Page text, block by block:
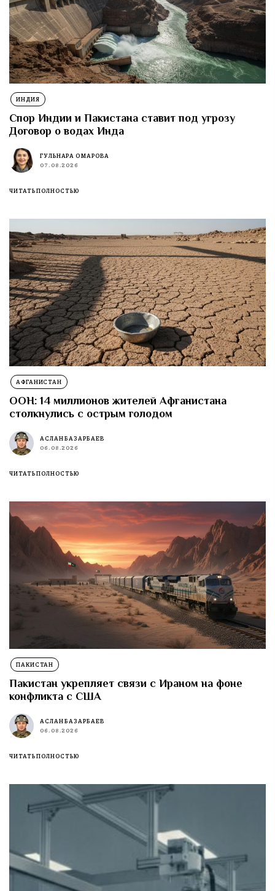
ИНДИЯ
Спор Индии и Пакистана ставит под угрозу
Договор о водах Инда
ГУЛЬНАРА ОМАРОВА
07.08.2026
ЧИТАТЬ ПОЛНОСТЬЮ
АФГАНИСТАН
ООН: 14 миллионов жителей Афганистана
столкнулись с острым голодом
АСЛАН БАЗАРБАЕВ
06.08.2026
ЧИТАТЬ ПОЛНОСТЬЮ
ПАКИСТАН
Пакистан укрепляет связи с Ираном на фоне
конфликта с США
АСЛАН БАЗАРБАЕВ
06.08.2026
ЧИТАТЬ ПОЛНОСТЬЮ